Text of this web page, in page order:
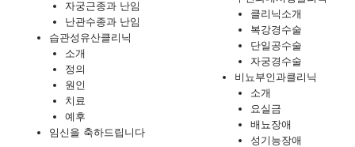
자궁근종과 난임
난관수종과 난임
습관성유산클리닉
소개
정의
원인
치료
예후
임신을 축하드립니다
클리닉소개
복강경수술
단일공수술
자궁경수술
비뇨부인과클리닉
소개
요실금
배뇨장애
성기능장애